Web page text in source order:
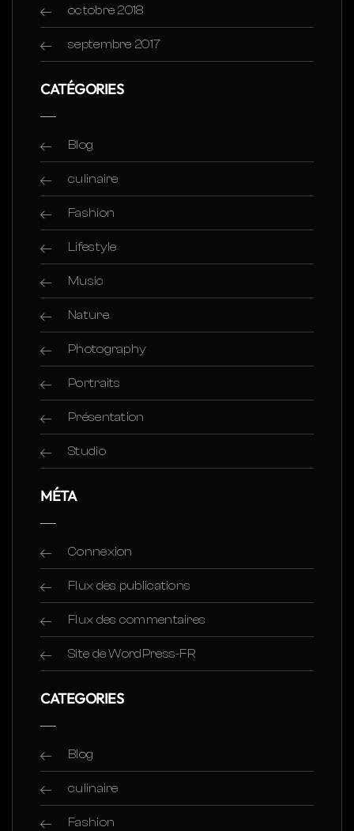
octobre 2018
septembre 2017
CATÉGORIES
Blog
culinaire
Fashion
Lifestyle
Music
Nature
Photography
Portraits
Présentation
Studio
MÉTA
Connexion
Flux des publications
Flux des commentaires
Site de WordPress-FR
CATEGORIES
Blog
culinaire
Fashion